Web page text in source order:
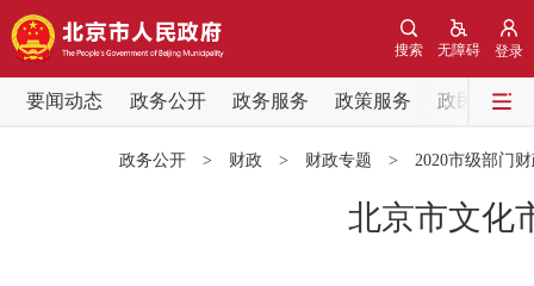
登录
无障碍
搜索
要闻动态 政务公开 政务服务 政策服务
政民互动
政务公开 > 财政 > 财政专题 > 2020市级部门
北京市文化